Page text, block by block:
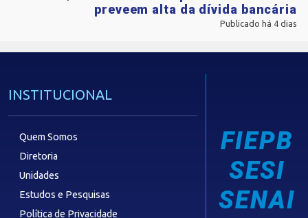
preveem alta da dívida bancária
Publicado há 4 dias
INSTITUCIONAL
Quem Somos
Diretoria
Unidades
Estudos e Pesquisas
Política de Privacidade
FIEPB
SESI
SENAI